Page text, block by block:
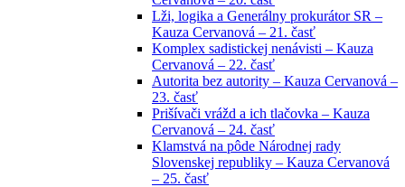
Lži, logika a Generálny prokurátor SR –
Kauza Cervanová – 21. časť
Komplex sadistickej nenávisti – Kauza
Cervanová – 22. časť
Autorita bez autority – Kauza Cervanová –
23. časť
Prišívači vrážd a ich tlačovka – Kauza
Cervanová – 24. časť
Klamstvá na pôde Národnej rady
Slovenskej republiky – Kauza Cervanová
– 25. časť